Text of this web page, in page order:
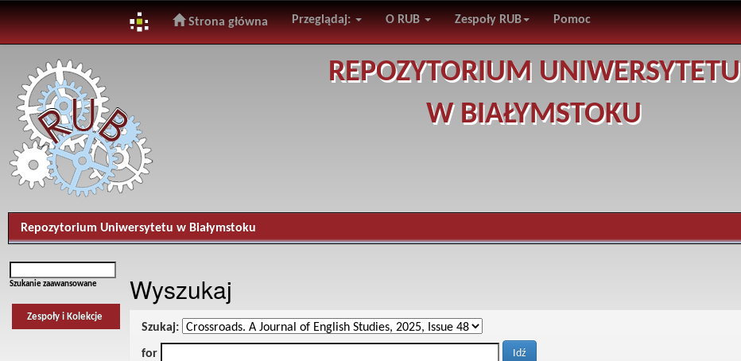
navigation
Strona główna Przeglądaj: O RUB Zespoły RUB Pomoc
REPOZYTORIUM UNIWERSYTETU
W BIAŁYMSTOKU
Repozytorium Uniwersytetu w Białymstoku
Szukanie zaawansowane
Zespoły i Kolekcje
Wyszukaj
Szukaj:
for